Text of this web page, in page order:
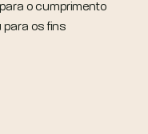
o cumprimento
para os fins